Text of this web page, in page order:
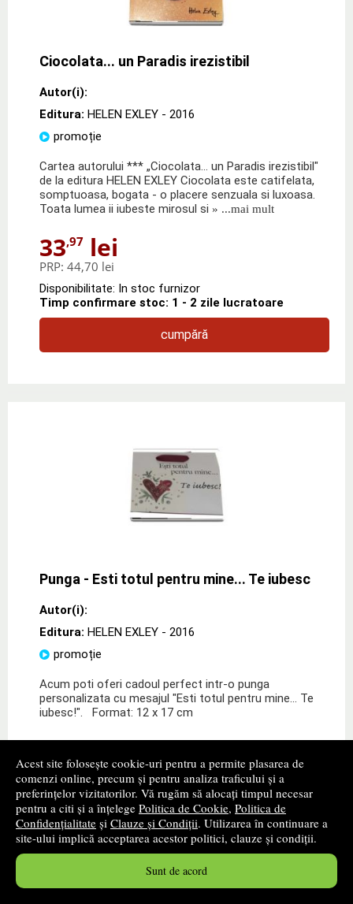
Acest site folosește cookie-uri pentru a permite plasarea de
comenzi online, precum și pentru analiza traficului și a
preferințelor vizitatorilor. Vă rugăm să alocați timpul necesar
pentru a citi și a înțelege Politica de Cookie, Politica de
Confidențialitate și Clauze și Condiții. Utilizarea în continuare a
site-ului implică acceptarea acestor politici, clauze și condiții.
Sunt de acord
Ciocolata... un Paradis irezistibil
Autor(i):
Editura: HELEN EXLEY - 2016
promoție
Cartea autorului *** „Ciocolata... un Paradis irezistibil"
de la editura HELEN EXLEY Ciocolata este catifelata,
somptuoasa, bogata - o placere senzuala si luxoasa.
Toata lumea ii iubeste mirosul si » ...mai mult
33,97 lei
PRP: 44,70 lei
Disponibilitate: In stoc furnizor
Timp confirmare stoc: 1 - 2 zile lucratoare
cumpără
Punga - Esti totul pentru mine... Te iubesc
Autor(i):
Editura: HELEN EXLEY - 2016
promoție
Acum poti oferi cadoul perfect intr-o punga
personalizata cu mesajul "Esti totul pentru mine... Te
iubesc!". Format: 12 x 17 cm
10,94lei
PRP:14,40 lei
Disponibilitate: In stoc furnizor
Timp confirmare stoc: 1 - 2 zile lucratoare
cumpără